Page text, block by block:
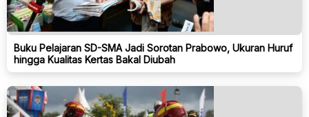
Buku Pelajaran SD-SMA Jadi Sorotan Prabowo, Ukuran Huruf
hingga Kualitas Kertas Bakal Diubah